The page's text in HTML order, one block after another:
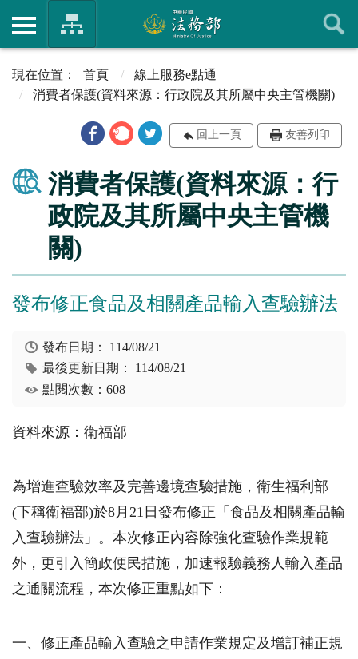
首頁
線上服務e點通
消費者保護(資料來源：行政院及其所屬中央主管機關)
回上一頁 友善列印
消費者保護(資料來源：行
政院及其所屬中央主管機
關)
發布修正食品及相關產品輸入查驗辦法
發布日期： 114/08/21
最後更新日期： 114/08/21
點閱次數：608
資料來源：衛福部
為增進查驗效率及完善邊境查驗措施，衛生福利部
(下稱衛福部)於8月21日發布修正「食品及相關產品輸
入查驗辦法」。本次修正內容除強化查驗作業規範
外，更引入簡政便民措施，加速報驗義務人輸入產品
之通關流程，本次修正重點如下：
一、修正產品輸入查驗之申請作業規定及增訂補正規